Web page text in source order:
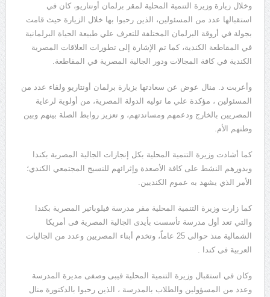
وخلال زيارة وزيرة التنمية المحلية لمقر برلمان أونتاريو، كان في
استقبالها عدد من المسئولين، الذين رحبوا بها خلال الزيارة حيث قامت
بجولة في أروقة البرلمان المختلفة للتعرف علي طبيعة الحياة البرلمانية
في المقاطعة الكندية، كما تم الإشارة إلى تطورات العلاقات المصرية
الكندية في كافة المجالات ودور الجالية المصرية في المقاطعة.
وأعربت د. منال عوض عن سعادتها بزيارة برلمان أونتاريو ولقاء عدد من
المسئولين ، مؤكدة علي ما توليه الدولة المصرية، من أولوية لرعاية
المصريين بالخارج ودعمهم ومساندتهم، و تعزيز روابط الصلة بينهم وبين
وطنهم الأم.
كما أشادت وزيرة التنمية المحلية بكل إنجازات الجالية المصرية بكندا
وبدورهم النشط على كافة الأصعدة وإثرائهم للنسيج المجتمعي الكندي؛
الأمر الذي يشهد به عموم الكنديين.
كما زارت وزيرة التنمية المحلية مقر مدرسة فيلوباتير المصرية بكندا
والتي تعد أول مدرسة تأسست بأيدى الجالية المصرية فى أمريكا
الشمالية منذ حوالى 25 عاماً، وتخدم أبناء المصريين وعدد من الجاليات
العربية فى كندا .
وكان في استقبال وزيرة التنمية المحلية فيبى وصفى مديرة المدرسة
وعدد من المسؤولين والطلاب بالمدرسة ، الذين رحبوا بالدكتورة منال